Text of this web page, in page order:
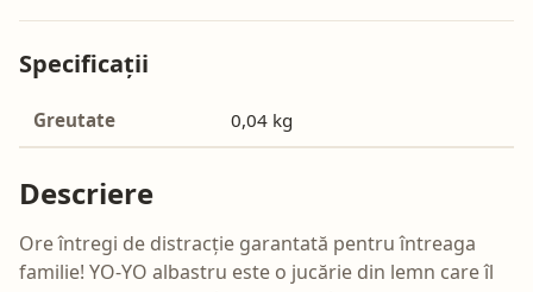
Specificații
Greutate 0,04 kg
Descriere
Ore întregi de distracție garantată pentru întreaga
familie! YO-YO albastru este o jucărie din lemn care îl